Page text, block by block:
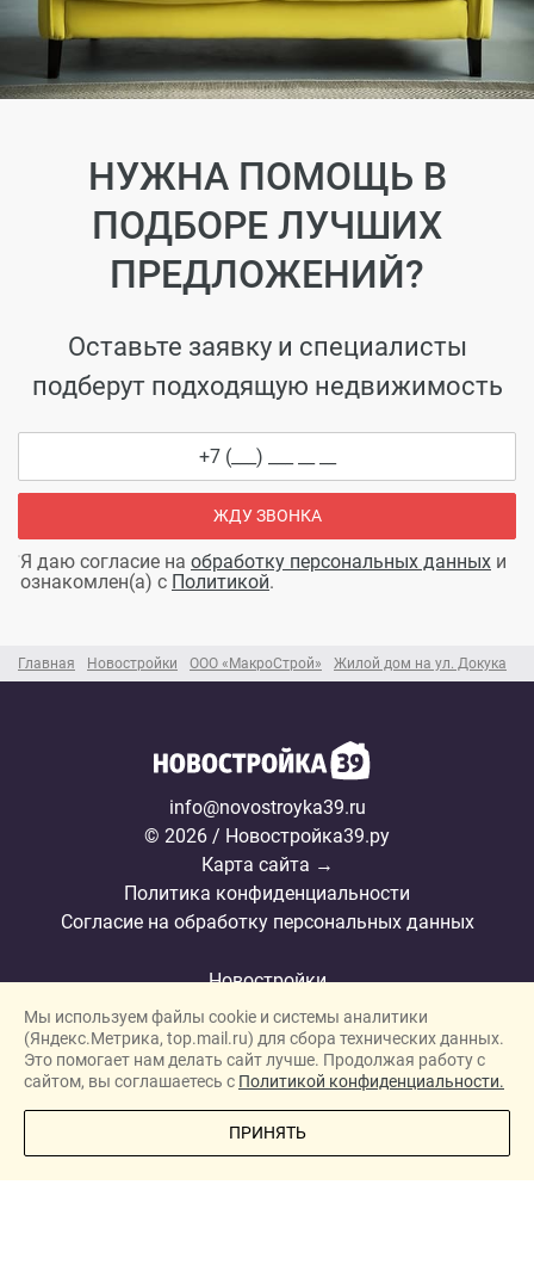
Главная Новостройки ООО «МакроСтрой» Жилой дом на ул. Докука
НУЖНА ПОМОЩЬ В
ПОДБОРЕ ЛУЧШИХ
ПРЕДЛОЖЕНИЙ?
Оставьте заявку и специалисты
подберут подходящую недвижимость
ЖДУ ЗВОНКА
Я даю согласие на обработку персональных данных и
ознакомлен(а) с Политикой.
info@novostroyka39.ru
© 2026 / Новостройка39.ру
Карта сайта →
Политика конфиденциальности
Согласие на обработку персональных данных
Новостройки
Застройщики
Ипотека
Полезная информация
Видеообзоры ЖК
Мы используем файлы cookie и системы аналитики
(Яндекс.Метрика, top.mail.ru) для сбора технических данных.
Это помогает нам делать сайт лучше. Продолжая работу с
сайтом, вы соглашаетесь с Политикой конфиденциальности.
ПРИНЯТЬ